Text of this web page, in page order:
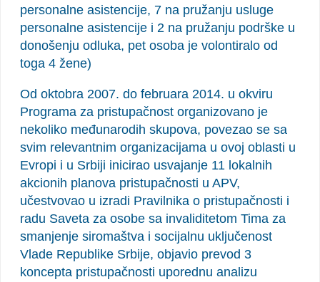
personalne asistencije, 7 na pružanju usluge
personalne asistencije i 2 na pružanju podrške u
donošenju odluka, pet osoba je volontiralo od
toga 4 žene)
Od oktobra 2007. do februara 2014. u okviru
Programa za pristupačnost organizovano je
nekoliko međunarodih skupova, povezao se sa
svim relevantnim organizacijama u ovoj oblasti u
Evropi i u Srbiji inicirao usvajanje 11 lokalnih
akcionih planova pristupačnosti u APV,
učestvovao u izradi Pravilnika o pristupačnosti i
radu Saveta za osobe sa invaliditetom Tima za
smanjenje siromaštva i socijalnu uključenost
Vlade Republike Srbije, objavio prevod 3
koncepta pristupačnosti uporednu analizu